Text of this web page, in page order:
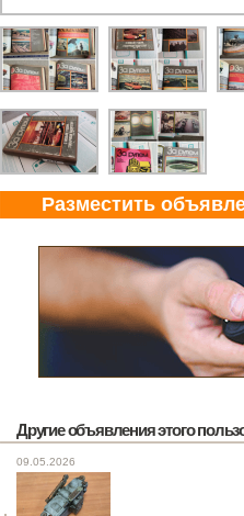
Разместить
Другие объявления этого
09.05.2026